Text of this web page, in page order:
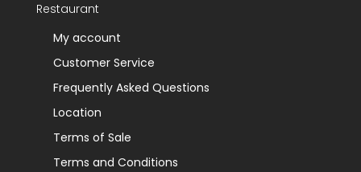
Restaurant
My account
Customer Service
Frequently Asked Questions
Location
Terms of Sale
Terms and Conditions